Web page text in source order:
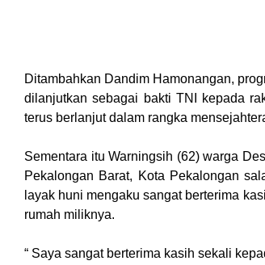
Ditambahkan Dandim Hamonangan,
dilanjutkan sebagai bakti TNI kepada
terus berlanjut dalam rangka
Sementara itu Warningsih (62) warga
Pekalongan Barat, Kota Pekalongan
layak huni mengaku sangat berterima
rumah miliknya.
“ Saya sangat berterima kasih sekali